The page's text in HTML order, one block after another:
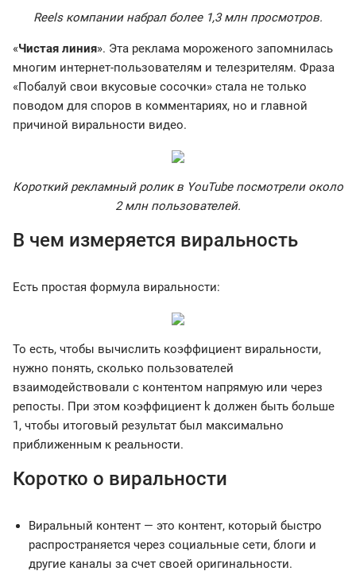
Reels компании набрал более 1,3 млн просмотров.
«Чистая линия». Эта реклама мороженого запомнилась
многим интернет-пользователям и телезрителям. Фраза
«Побалуй свои вкусовые сосочки» стала не только
поводом для споров в комментариях, но и главной
причиной виральности видео.
Короткий рекламный ролик в YouTube посмотрели около
2 млн пользователей.
В чем измеряется виральность
Есть простая формула виральности:
То есть, чтобы вычислить коэффициент виральности,
нужно понять, сколько пользователей
взаимодействовали с контентом напрямую или через
репосты. При этом коэффициент k должен быть больше
1, чтобы итоговый результат был максимально
приближенным к реальности.
Коротко о виральности
Виральный контент — это контент, который быстро
распространяется через социальные сети, блоги и
другие каналы за счет своей оригинальности.